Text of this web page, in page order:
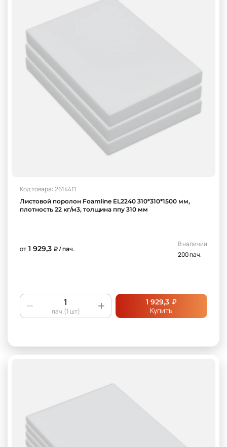
Код товара: 2614411
Листовой поролон Foamline EL2240 310*310*1500 мм,
плотность 22 кг/м3, толщина ппу 310 мм
от 1 929,3 ₽ / пач.
В наличии
200 пач.
пач.(1 шт)
1 929,3 ₽
Купить